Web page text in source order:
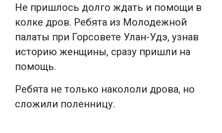
Не пришлось долго ждать и помощи в
колке дров. Ребята из Молодежной
палаты при Горсовете Улан-Удэ, узнав
историю женщины, сразу пришли на
помощь.
Ребята не только накололи дрова, но
сложили поленницу.